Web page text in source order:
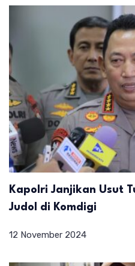
Kapolri Janjikan Usut
Judol di Komdigi
12 November 2024